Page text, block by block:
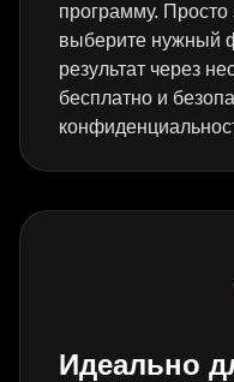
программу. Просто
выберите нужный
результат через
бесплатно и
Идеально